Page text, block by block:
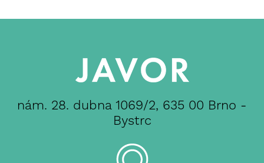
nám. 28. dubna 1069/2, 635 00 Brno -
Bystrc